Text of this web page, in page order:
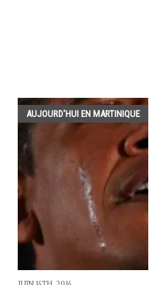
AUJOURD'HUI EN MARTINIQUE